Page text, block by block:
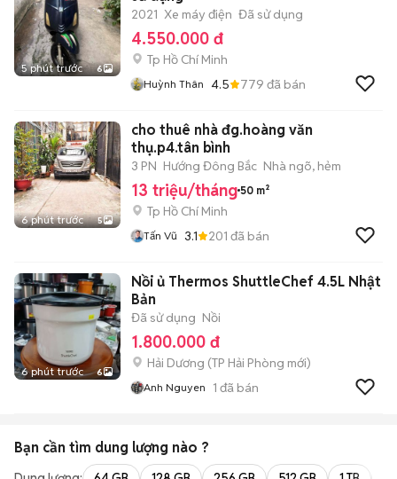
5 phút trước 6
2021 Xe máy điện Đã sử dụng
4.550.000 đ
Tp Hồ Chí Minh
Huỳnh Thân 4.5 779 đã bán
6 phút trước 5
cho thuê nhà đg.hoàng văn
thụ.p4.tân bình
3 PN Hướng Đông Bắc Nhà ngõ, hẻm
13 triệu/tháng 50 m²
Tp Hồ Chí Minh
Tấn Vũ 3.1 201 đã bán
6 phút trước 6
Nồi ủ Thermos ShuttleChef 4.5L Nhật
Bản
Đã sử dụng Nồi
1.800.000 đ
Hải Dương (TP Hải Phòng mới)
Anh Nguyen 1 đã bán
Bạn cần tìm dung lượng nào ?